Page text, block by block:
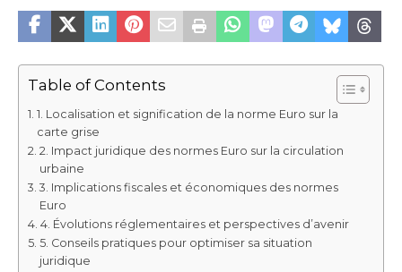
Table of Contents
1. Localisation et signification de la norme Euro sur la
carte grise
2. Impact juridique des normes Euro sur la circulation
urbaine
3. Implications fiscales et économiques des normes
Euro
4. Évolutions réglementaires et perspectives d’avenir
5. Conseils pratiques pour optimiser sa situation
juridique